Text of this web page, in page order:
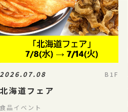
2026.07.08 B1F
北海道フェア
食品イベント